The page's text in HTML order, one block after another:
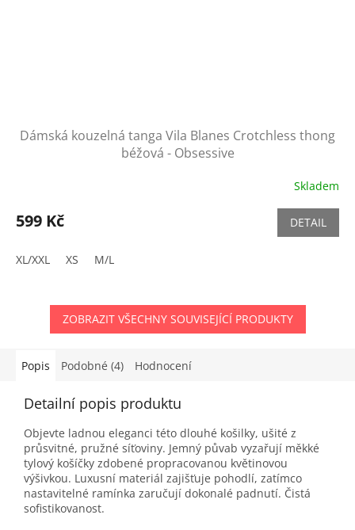
Dámská kouzelná tanga Vila Blanes Crotchless thong
béžová - Obsessive
Skladem
599 Kč DETAIL
XL/XXL XS M/L
ZOBRAZIT VŠECHNY SOUVISEJÍCÍ PRODUKTY
Popis Podobné (4) Hodnocení
Detailní popis produktu
Objevte ladnou eleganci této dlouhé košilky, ušité z
průsvitné, pružné síťoviny. Jemný půvab vyzařují měkké
tylový košíčky zdobené propracovanou květinovou
výšivkou. Luxusní materiál zajišťuje pohodlí, zatímco
nastavitelné ramínka zaručují dokonalé padnutí. Čistá
sofistikovanost.